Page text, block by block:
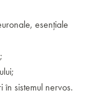
esențiale
sistemul nervos.